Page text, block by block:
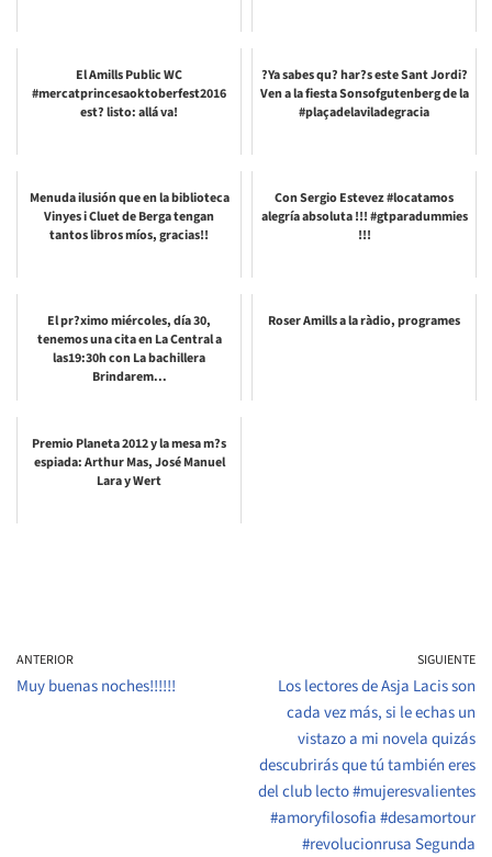
El Amills Public WC
#mercatprincesaoktoberfest2016
est? listo: allá va!
?Ya sabes qu? har?s este Sant Jordi?
Ven a la fiesta Sonsofgutenberg de la
#plaçadelaviladegracia
Menuda ilusión que en la biblioteca
Vinyes i Cluet de Berga tengan
tantos libros míos, gracias!!
Con Sergio Estevez #locatamos
alegría absoluta !!! #gtparadummies
!!!
El pr?ximo miércoles, día 30,
tenemos una cita en La Central a
las19:30h con La bachillera
Brindarem...
Roser Amills a la ràdio, programes
Premio Planeta 2012 y la mesa m?s
espiada: Arthur Mas, José Manuel
Lara y Wert
ANTERIOR
Muy buenas noches!!!!!!
SIGUIENTE
Los lectores de Asja Lacis son
cada vez más, si le echas un
vistazo a mi novela quizás
descubrirás que tú también eres
del club lecto #mujeresvalientes
#amoryfilosofia #desamortour
#revolucionrusa Segunda